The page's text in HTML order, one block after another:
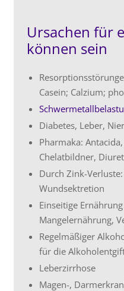
Ursachen für
können sein
Casein; Calzium;
Diabetes, Leber,
Pharmaka:
Chelatbildner,
Durch Zink-
Wundsektretion
Einseitige
Mangelernährung,
Regelmäßiger
für die
Leberzirrhose
Magen-,